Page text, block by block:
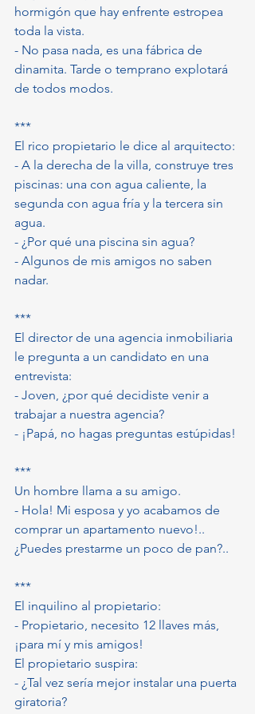
hormigón que hay enfrente estropea
toda la vista.
- No pasa nada, es una fábrica de
dinamita. Tarde o temprano explotará
de todos modos.
***
El rico propietario le dice al arquitecto:
- A la derecha de la villa, construye tres
piscinas: una con agua caliente, la
segunda con agua fría y la tercera sin
agua.
- ¿Por qué una piscina sin agua?
- Algunos de mis amigos no saben
nadar.
***
El director de una agencia inmobiliaria
le pregunta a un candidato en una
entrevista:
- Joven, ¿por qué decidiste venir a
trabajar a nuestra agencia?
- ¡Papá, no hagas preguntas estúpidas!
***
Un hombre llama a su amigo.
- Hola! Mi esposa y yo acabamos de
comprar un apartamento nuevo!..
¿Puedes prestarme un poco de pan?..
***
El inquilino al propietario:
- Propietario, necesito 12 llaves más,
¡para mí y mis amigos!
El propietario suspira:
- ¿Tal vez sería mejor instalar una puerta
giratoria?